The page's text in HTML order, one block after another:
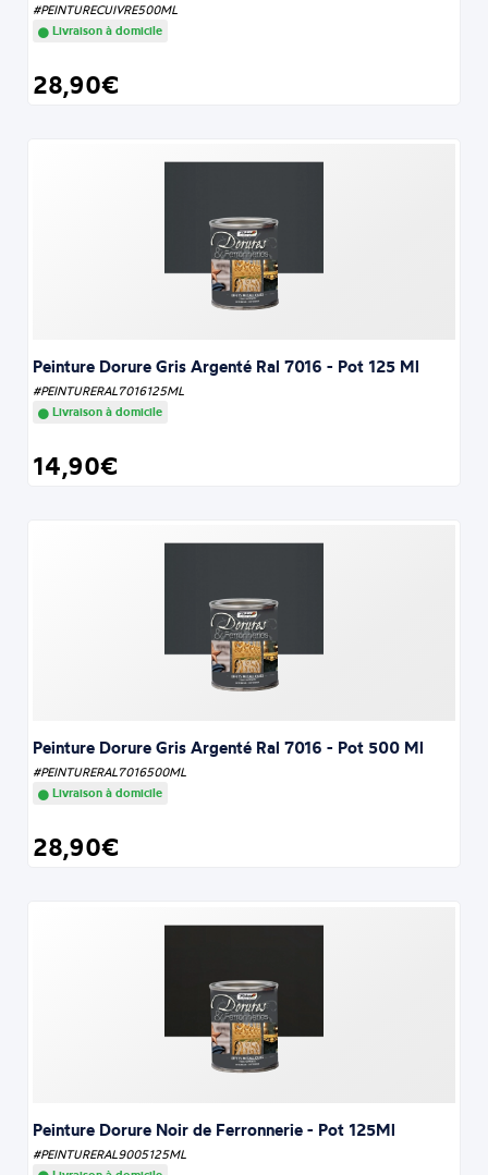
#PEINTURECUIVRE500ML
Livraison à domicile
28,90€
Peinture Dorure Gris Argenté Ral 7016 - Pot 125 Ml
#PEINTURERAL7016125ML
Livraison à domicile
14,90€
Peinture Dorure Gris Argenté Ral 7016 - Pot 500 Ml
#PEINTURERAL7016500ML
Livraison à domicile
28,90€
Peinture Dorure Noir de Ferronnerie - Pot 125Ml
#PEINTURERAL9005125ML